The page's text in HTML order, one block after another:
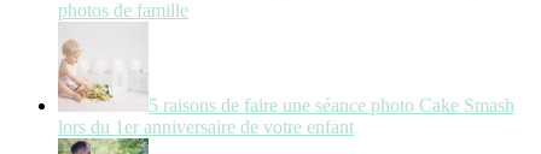
photos de famille
5 raisons de faire une séance photo Cake Smash
lors du 1er anniversaire de votre enfant